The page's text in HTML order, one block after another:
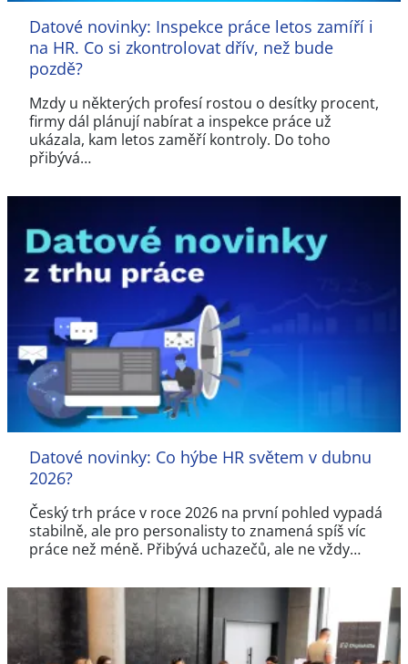
Datové novinky: Inspekce práce letos zamíří i
na HR. Co si zkontrolovat dřív, než bude
pozdě?
Mzdy u některých profesí rostou o desítky procent,
firmy dál plánují nabírat a inspekce práce už
ukázala, kam letos zaměří kontroly. Do toho
přibývá…
Datové novinky: Co hýbe HR světem v dubnu
2026?
Český trh práce v roce 2026 na první pohled vypadá
stabilně, ale pro personalisty to znamená spíš víc
práce než méně. Přibývá uchazečů, ale ne vždy…